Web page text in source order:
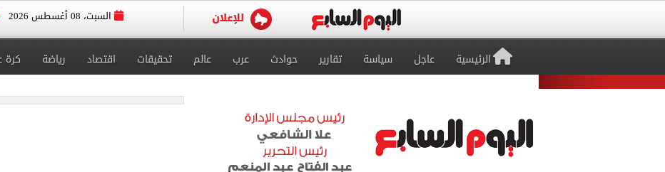
السبت، 08 أغسطس 2026
الرئيسية عاجل سياسة تقارير حوادث عرب عالم تحقيقات اقتصاد رياضة كرة